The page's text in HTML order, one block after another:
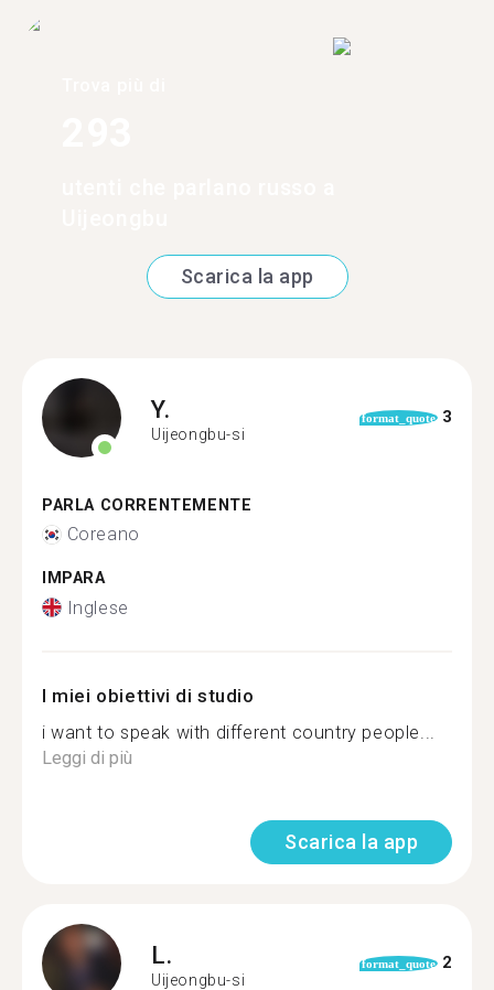
Scarica la app
Y.
Uijeongbu-si
format_quote 3
PARLA CORRENTEMENTE
Coreano
IMPARA
Inglese
I miei obiettivi di studio
i want to speak with different country people...
Leggi di più
Scarica la app
L.
Uijeongbu-si
format_quote 2